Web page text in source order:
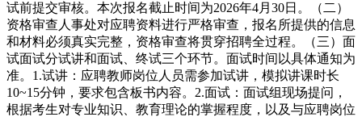
试前提交审核。本次报名截止时间为2026年4月30日。（二）
资格审查人事处对应聘资料进行严格审查，报名所提供的信息
和材料必须真实完整，资格审查将贯穿招聘全过程。（三）面
试面试分试讲和面试、终试三个环节。面试时间以具体通知为
准。1.试讲：应聘教师岗位人员需参加试讲，模拟讲课时长
10~15分钟，要求包含板书内容。2.面试：面试组现场提问，
根据考生对专业知识、教育理论的掌握程度，以及与应聘岗位